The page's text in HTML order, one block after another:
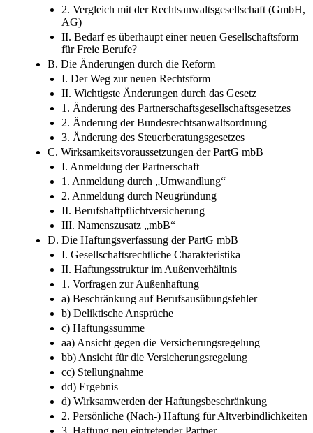
1. Die Lücke im deutschen Gesellschaftsrecht für Freie
Berufe
2. Vergleich mit der Rechtsanwaltsgesellschaft (GmbH,
AG)
II. Bedarf es überhaupt einer neuen Gesellschaftsform
für Freie Berufe?
B. Die Änderungen durch die Reform
I. Der Weg zur neuen Rechtsform
II. Wichtigste Änderungen durch das Gesetz
1. Änderung des Partnerschaftsgesellschaftsgesetzes
2. Änderung der Bundesrechtsanwaltsordnung
3. Änderung des Steuerberatungsgesetzes
C. Wirksamkeitsvoraussetzungen der PartG mbB
I. Anmeldung der Partnerschaft
1. Anmeldung durch „Umwandlung“
2. Anmeldung durch Neugründung
II. Berufshaftpflichtversicherung
III. Namenszusatz „mbB“
D. Die Haftungsverfassung der PartG mbB
I. Gesellschaftsrechtliche Charakteristika
II. Haftungsstruktur im Außenverhältnis
1. Vorfragen zur Außenhaftung
a) Beschränkung auf Berufsausübungsfehler
b) Deliktische Ansprüche
c) Haftungssumme
aa) Ansicht gegen die Versicherungsregelung
bb) Ansicht für die Versicherungsregelung
cc) Stellungnahme
dd) Ergebnis
d) Wirksamwerden der Haftungsbeschränkung